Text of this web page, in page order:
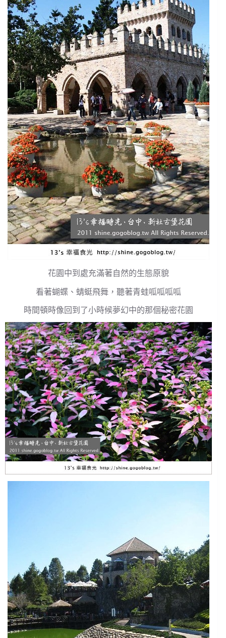
花園中到處充滿著自然的生態原貌
看著蝴蝶、蜻蜓飛舞，聽著青蛙呱呱呱呱
時間頓時像回到了小時候夢幻中的那個秘密花園